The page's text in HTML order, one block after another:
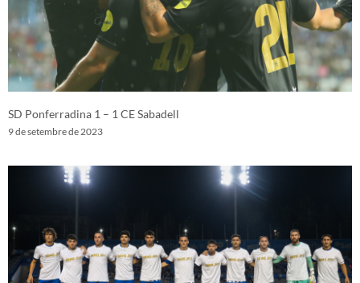
SD Ponferradina 1 – 1 CE Sabadell
9 de setembre de 2023